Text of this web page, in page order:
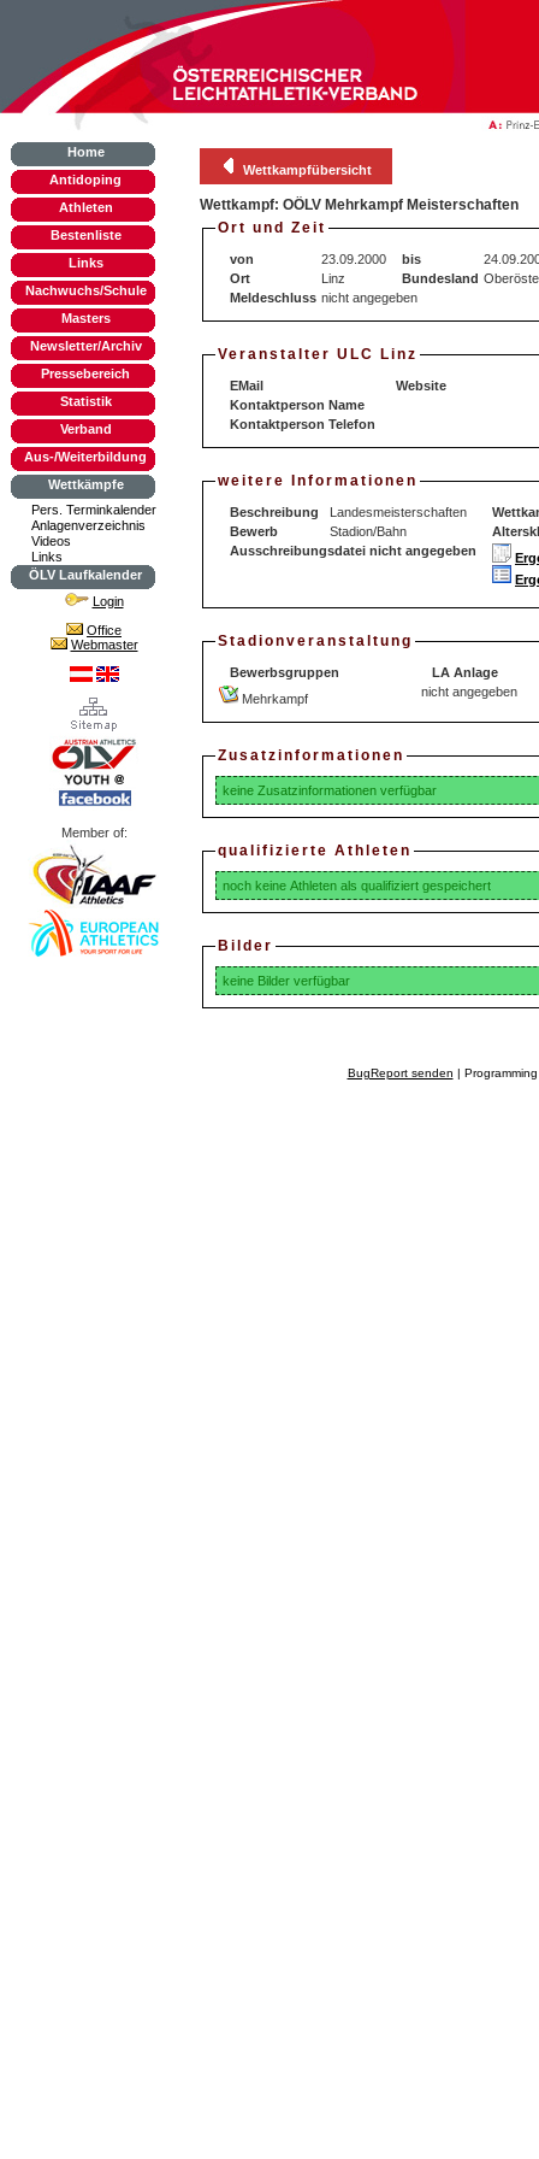
Home
Antidoping
Athleten
Bestenliste
Links
Nachwuchs/Schule
Masters
Newsletter/Archiv
Pressebereich
Statistik
Verband
Aus-/Weiterbildung
Wettkämpfe
Pers. Terminkalender
Anlagenverzeichnis
Videos
Links
ÖLV Laufkalender
Login
Office
Webmaster
Member of:
Wettkampfübersicht
Wettkampf: OÖLV Mehrkampf Meisterschaften
Ort und Zeit
von 23.09.2000 bis
Ort
Linz Bundesland
Meldeschluss nicht angegeben
Veranstalter ULC Linz
EMail
Website
Kontaktperson Name
Kontaktperson Telefon
weitere Informationen
Beschreibung Landesmeisterschaften
Bewerb
Stadion/Bahn
Ausschreibungsdatei nicht angegeben
Stadionveranstaltung
Bewerbsgruppen
LA Anlage
Mehrkampf
nicht angegeben
Zusatzinformationen
keine Zusatzinformationen verfügbar
qualifizierte Athleten
noch keine Athleten als qualifiziert gespeichert
Bilder
keine Bilder verfügbar
BugReport senden |